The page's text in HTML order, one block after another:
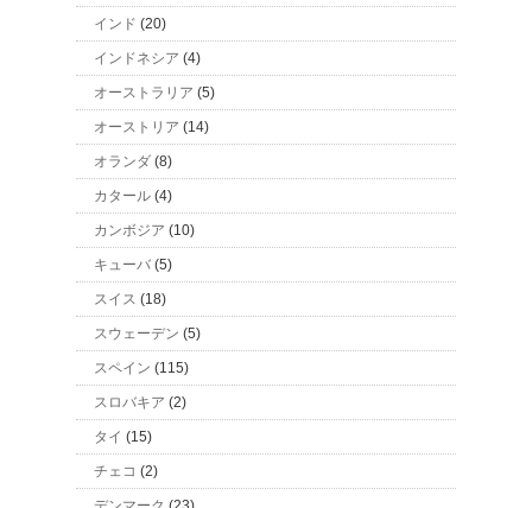
インド (20)
インドネシア (4)
オーストラリア (5)
オーストリア (14)
オランダ (8)
カタール (4)
カンボジア (10)
キューバ (5)
スイス (18)
スウェーデン (5)
スペイン (115)
スロバキア (2)
タイ (15)
チェコ (2)